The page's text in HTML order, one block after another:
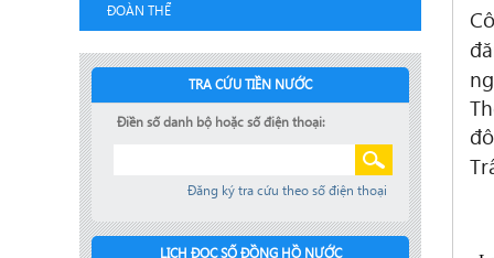
ĐOÀN THỂ
TRA CỨU TIỀN NƯỚC
Điền số danh bộ hoặc số điện thoại:
Đăng ký tra cứu theo số điện thoại
LỊCH ĐỌC SỐ ĐỒNG HỒ NƯỚC